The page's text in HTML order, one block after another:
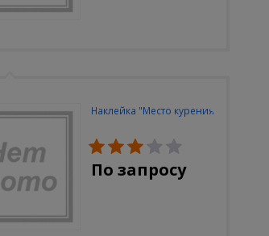
Наклейка "Место курения"
По запросу